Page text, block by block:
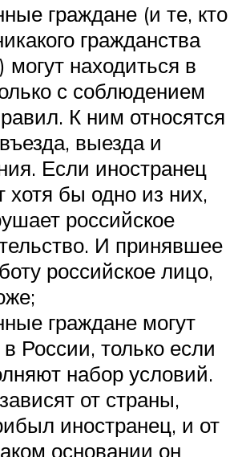
граждане (и те, кто
гражданства
могут находиться в
с соблюдением
К ним относятся
выезда и
Если иностранец
хотя бы одно из них,
российское
И принявшее
российское лицо,
граждане могут
в России, только если
набор условий.
от страны,
иностранец, и от
основании он